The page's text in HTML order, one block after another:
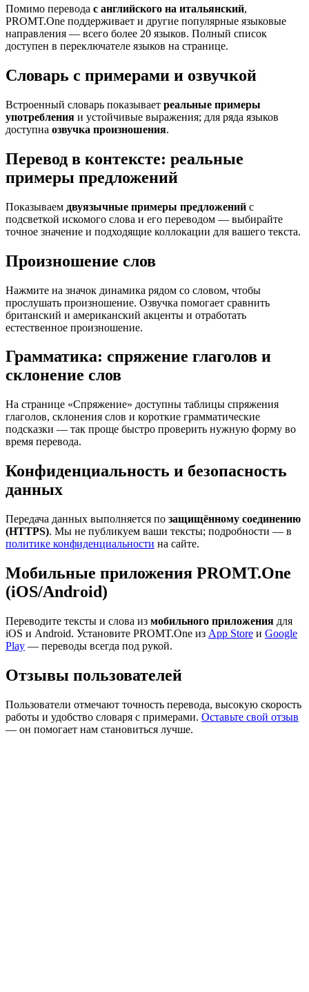
Помимо перевода с английского на итальянский,
PROMT.One поддерживает и другие популярные языковые
направления — всего более 20 языков. Полный список
доступен в переключателе языков на странице.
Словарь с примерами и озвучкой
Встроенный словарь показывает реальные примеры
употребления и устойчивые выражения; для ряда языков
доступна озвучка произношения.
Перевод в контексте: реальные
примеры предложений
Показываем двуязычные примеры предложений с
подсветкой искомого слова и его переводом — выбирайте
точное значение и подходящие коллокации для вашего текста.
Произношение слов
Нажмите на значок динамика рядом со словом, чтобы
прослушать произношение. Озвучка помогает сравнить
британский и американский акценты и отработать
естественное произношение.
Грамматика: спряжение глаголов и
склонение слов
На странице «Спряжение» доступны таблицы спряжения
глаголов, склонения слов и короткие грамматические
подсказки — так проще быстро проверить нужную форму во
время перевода.
Конфиденциальность и безопасность
данных
Передача данных выполняется по защищённому соединению
(HTTPS). Мы не публикуем ваши тексты; подробности — в
политике конфиденциальности на сайте.
Мобильные приложения PROMT.One
(iOS/Android)
Переводите тексты и слова из мобильного приложения для
iOS и Android. Установите PROMT.One из App Store и Google
Play — переводы всегда под рукой.
Отзывы пользователей
Пользователи отмечают точность перевода, высокую скорость
работы и удобство словаря с примерами. Оставьте свой отзыв
— он помогает нам становиться лучше.